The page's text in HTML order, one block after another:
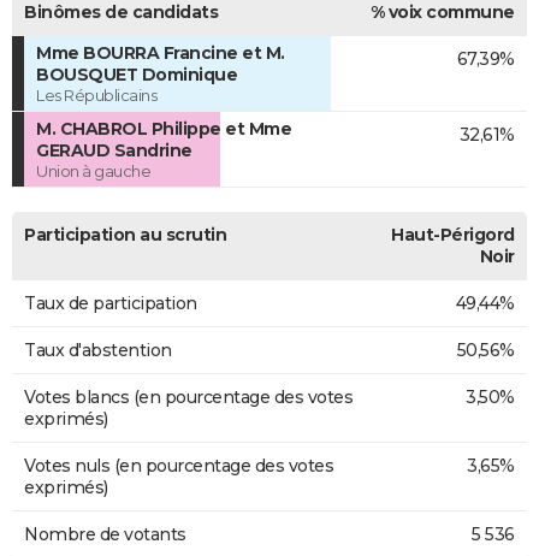
Binômes de candidats
% voix commune
Mme BOURRA Francine et M.
BOUSQUET Dominique
Les Républicains
67,39%
M. CHABROL Philippe et Mme
GERAUD Sandrine
Union à gauche
32,61%
Participation au scrutin
Haut-Périgord
Noir
Taux de participation 49,44%
Taux d'abstention 50,56%
Votes blancs (en pourcentage des votes
exprimés)
3,50%
Votes nuls (en pourcentage des votes
exprimés)
3,65%
Nombre de votants 5 536